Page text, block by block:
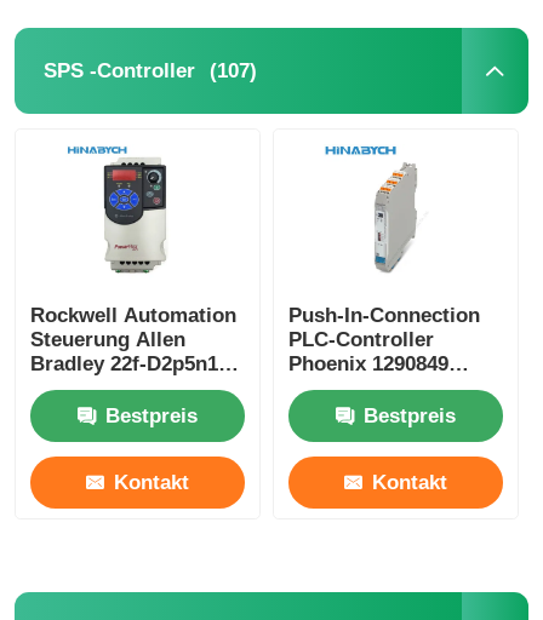
SPS -Controller (107)
Rockwell Automation
Steuerung Allen
Bradley 22f-D2p5n103
3pH 528V 0,75kw
PowerflexBestpreis
Kontakt
Push-In-Connection
PLC-Controller
Phoenix 1290849
MACX MCR-EX-AP-
2T-2I-SP Kompakt
Bestpreis
Kontakt